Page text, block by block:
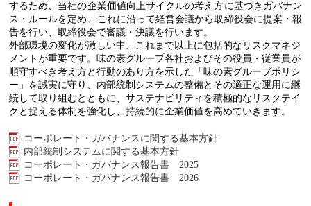
するため、当社の企業価値向上サイクルの考え方に基づきガバナン
ス・ルールを定め、これに沿って経営会議から取締役会に提案・報
告を行い、取締役会で審議・決議を行います。
外部環境の変化が激しい中、これまで以上に包括的なリスクマネジ
メントが重要です。味の素グループ各社およびその役員・従業員が
順守すべき考え方と行動のあり方を示した「味の素グループポリシ
ー」 を誠実に守り、内部統制システムの整備とその適正な運用に継
続して取り組むとともに、サステナビリティを積極的なリスクテイ
クと捉える体制を強化し、持続的に企業価値を高めていきます。
コーポレート・ガバナンスに関する基本方針
内部統制システムに関する基本方針
コーポレート・ガバナンス報告書 2025
コーポレート・ガバナンス報告書 2026